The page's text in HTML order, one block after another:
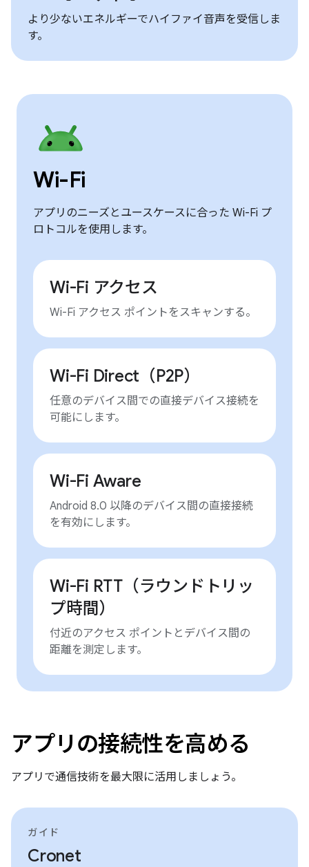
より少ないエネルギーでハイファイ音声を受信しま
す。
Wi-Fi
アプリのニーズとユースケースに合った Wi-Fi プ
ロトコルを使用します。
Wi-Fi アクセス
Wi-Fi アクセス ポイントをスキャンする。
Wi-Fi Direct（P2P）
任意のデバイス間での直接デバイス接続を
可能にします。
Wi-Fi Aware
Android 8.0 以降のデバイス間の直接接続
を有効にします。
Wi-Fi RTT（ラウンドトリッ
プ時間）
付近のアクセス ポイントとデバイス間の
距離を測定します。
アプリの接続性を高める
アプリで通信技術を最大限に活用しましょう。
ガイド
Cronet